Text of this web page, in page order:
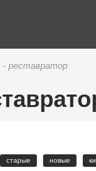
реставратор
старые новые